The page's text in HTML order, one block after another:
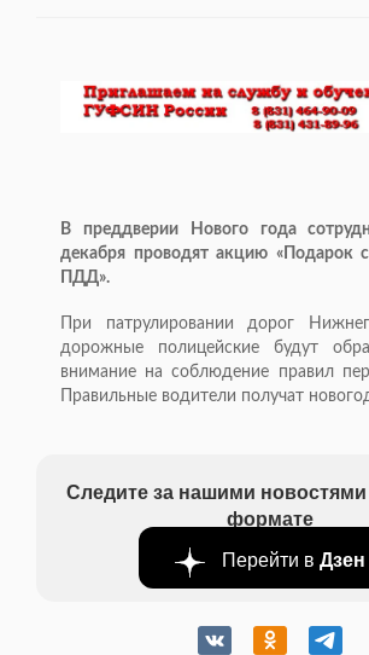
В преддверии Нового года
декабря проводят акцию «Подарок
ПДД».
При патрулировании дорог
дорожные полицейские будут
внимание на соблюдение правил
Правильные водители получат
Следите за нашими
формате
Перейти в Дзен